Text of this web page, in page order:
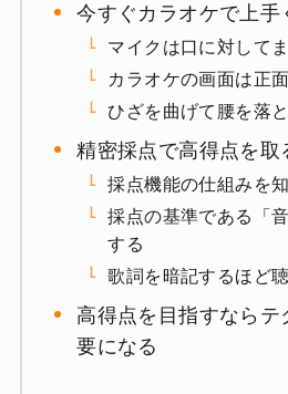
今すぐカラオケで上手
マイクは口に対して
カラオケの画面は正
ひざを曲げて腰を落
精密採点で高得点を取
採点機能の仕組みを
採点の基準である「
する
歌詞を暗記するほど
高得点を目指すならテ
要になる